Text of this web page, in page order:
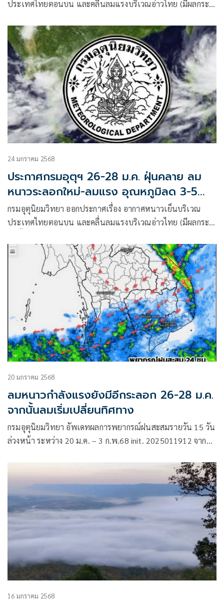
ประเทศไทยตอนบน และคลื่นลมแรงบริเวณอ่าวไทย (มีผลกระ
24 มกราคม 2568
ประกาศกรมอุตุฯ 26-28 ม.ค. ฝุ่นคลาย ลม
หนาวระลอกใหม่-ลมแรง อุณหภูมิลด 3-5
องศา
กรมอุตุนิยมวิทยา ออกประกาศเรื่อง อากาศหนาวเย็นบริเวณ
ประเทศไทยตอนบน และคลื่นลมแรงบริเวณอ่าวไทย (มีผลกระ
20 มกราคม 2568
ลมหนาวกำลังแรงยังมีอีกระลอก 26-28 ม.ค.
จากนั้นลมเริ่มเปลี่ยนทิศทาง
กรมอุตุนิยมวิทยา อัพเดทผลการพยากรณ์ฝนสะสมรายวัน 15 วัน
ล่วงหน้า ระหว่าง 20 ม.ค. – 3 ก.พ.68 init. 2025011912 จาก
16 มกราคม 2568